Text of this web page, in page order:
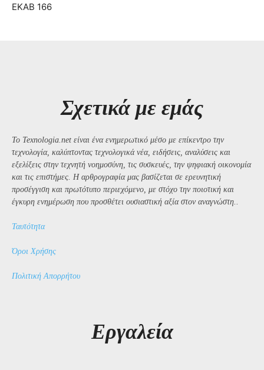
ΕΚΑΒ 166
Σχετικά με εμάς
Το Texnologia.net είναι ένα ενημερωτικό μέσο με επίκεντρο την
τεχνολογία, καλύπτοντας τεχνολογικά νέα, ειδήσεις, αναλύσεις και
εξελίξεις στην τεχνητή νοημοσύνη, τις συσκευές, την ψηφιακή οικονομία
και τις επιστήμες. Η αρθρογραφία μας βασίζεται σε ερευνητική
προσέγγιση και πρωτότυπο περιεχόμενο, με στόχο την ποιοτική και
έγκυρη ενημέρωση που προσθέτει ουσιαστική αξία στον αναγνώστη..
Ταυτότητα
Όροι Χρήσης
Πολιτική Απορρήτου
Εργαλεία